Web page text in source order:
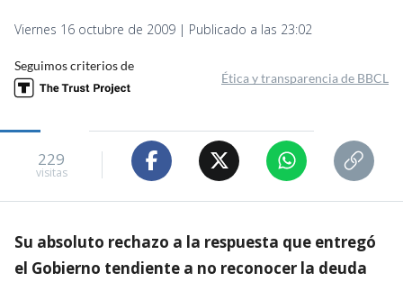
Viernes 16 octubre de 2009 | Publicado a las 23:02
Seguimos criterios de
Ética y transparencia de BBCL
229
visitas
Su absoluto rechazo a la respuesta que entregó
el Gobierno tendiente a no reconocer la deuda